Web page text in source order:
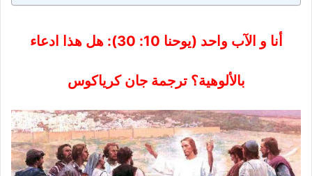
أنا و الآب واحد (يوحنا 10: 30): هل هذا ادعاء
بالألوهية؟ ترجمة جان كرياكوس